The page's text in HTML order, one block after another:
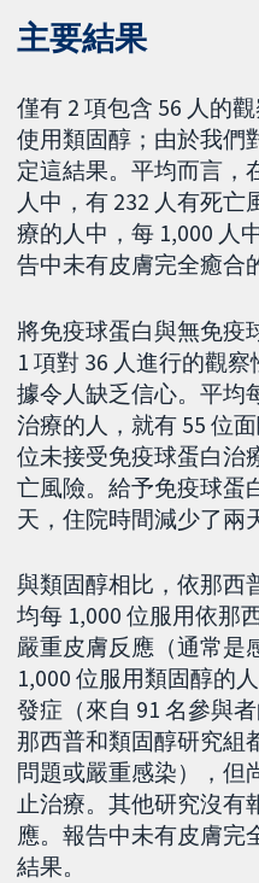
主要結果
僅有 2 項包含 56 人的
使用類固醇；由於我們
定這結果。平均而言，
人中，有 232 人有死
療的人中，每 1,000 人
告中未有皮膚完全癒合
將免疫球蛋白與無免疫
1 項對 36 人進行的觀
據令人缺乏信心。平均
治療的人，就有 55 位
位未接受免疫球蛋白治
亡風險。給予免疫球蛋
天，住院時間減少了兩
與類固醇相比，依那西
均每 1,000 位服用依那
嚴重皮膚反應（通常是
1,000 位服用類固醇的
發症（來自 91 名參與
那西普和類固醇研究組
問題或嚴重感染），但
止治療。其他研究沒有
應。報告中未有皮膚完
結果。